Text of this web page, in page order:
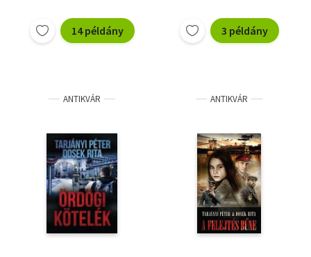
14 példány 3 példány
ANTIKVÁR ANTIKVÁR